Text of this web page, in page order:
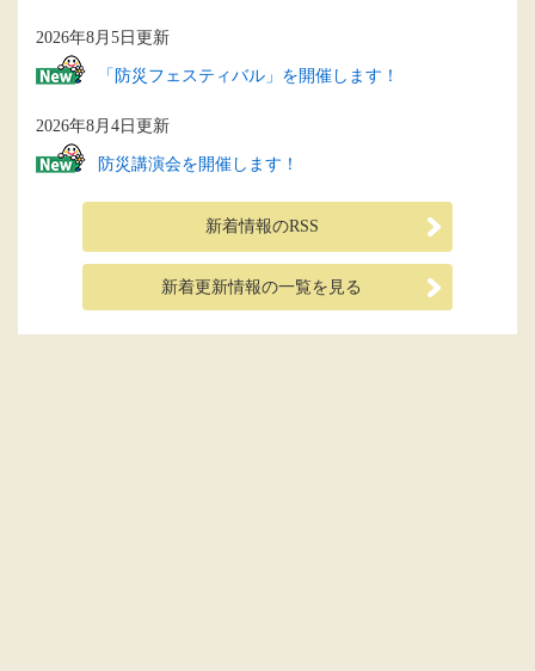
2026年8月5日更新
「防災フェスティバル」を開催します！
2026年8月4日更新
防災講演会を開催します！
新着情報のRSS
新着更新情報の一覧を見る